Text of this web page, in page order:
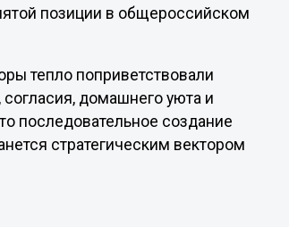
позиции в общероссийском
тепло поприветствовали
домашнего уюта и
последовательное создание
стратегическим вектором